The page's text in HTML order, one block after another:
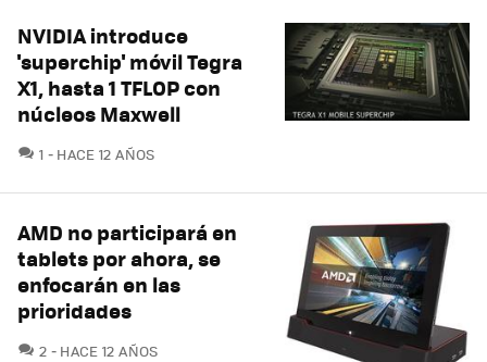
NVIDIA introduce
'superchip' móvil Tegra
X1, hasta 1 TFLOP con
núcleos Maxwell
1 COMENTARIOS
HACE 12 AÑOS
AMD no participará en
tablets por ahora, se
enfocarán en las
prioridades
2 COMENTARIOS
HACE 12 AÑOS